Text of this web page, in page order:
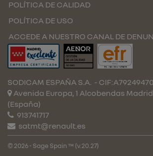
POLÍTICA DE CALIDAD
POLÍTICA DE USO
ACCEDE A NUESTRO CANAL DE
SODICAM ESPAÑA S.A. - CIF:A79249470
Avenida Europa, 1 Alcobendas
(España)
913741717
satmt@renault.es
© 2026 - Sage Spain ™ (v.20.27)